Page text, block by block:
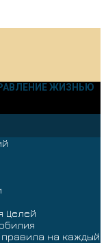
ЖИЗНЬЮ
Целей
на каждый